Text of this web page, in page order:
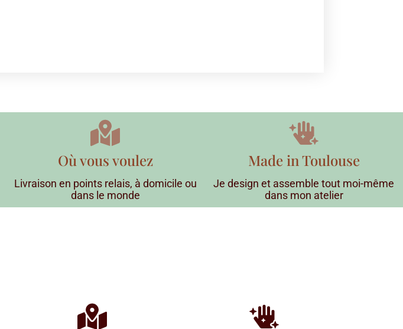
Où vous voulez
Livraison en points relais, à domicile ou
dans le monde
Made in Toulouse
Je design et assemble tout moi-même
dans mon atelier